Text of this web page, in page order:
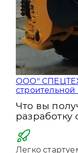
ООО"
Что вы
разработку